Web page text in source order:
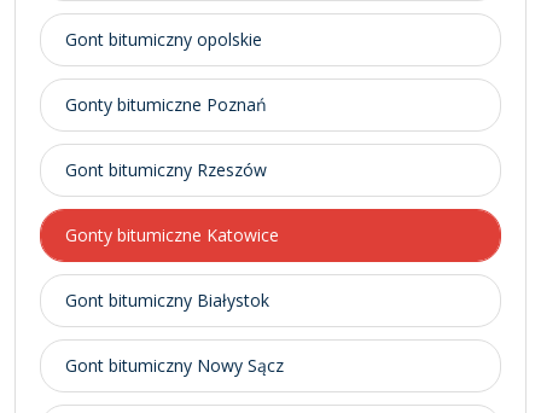
Gont bitumiczny opolskie
Gonty bitumiczne Poznań
Gont bitumiczny Rzeszów
Gonty bitumiczne Katowice
Gont bitumiczny Białystok
Gont bitumiczny Nowy Sącz